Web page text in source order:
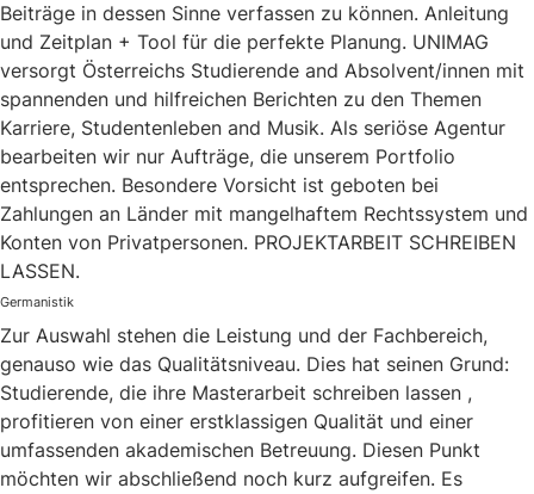
Beiträge in dessen Sinne verfassen zu können. Anleitung
und Zeitplan + Tool für die perfekte Planung. UNIMAG
versorgt Österreichs Studierende and Absolvent/innen mit
spannenden und hilfreichen Berichten zu den Themen
Karriere, Studentenleben and Musik. Als seriöse Agentur
bearbeiten wir nur Aufträge, die unserem Portfolio
entsprechen. Besondere Vorsicht ist geboten bei
Zahlungen an Länder mit mangelhaftem Rechtssystem und
Konten von Privatpersonen. PROJEKTARBEIT SCHREIBEN
LASSEN.
Germanistik
Zur Auswahl stehen die Leistung und der Fachbereich,
genauso wie das Qualitätsniveau. Dies hat seinen Grund:
Studierende, die ihre Masterarbeit schreiben lassen ,
profitieren von einer erstklassigen Qualität und einer
umfassenden akademischen Betreuung. Diesen Punkt
möchten wir abschließend noch kurz aufgreifen. Es